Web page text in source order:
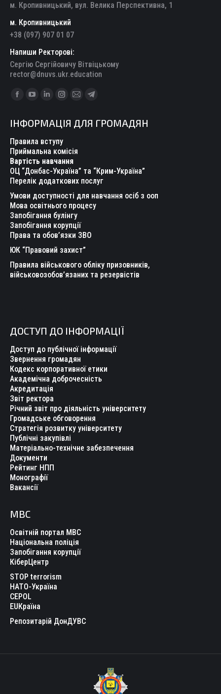
м. Кропивницький, вул. Велика Перспективна, 1
м. Кропивницький
+38 (097) 907 01 07
Напиши Ректорові:
Сергію Сергійовичу Вітвіцькому
rector@dnuvs.ukr.education
Find us on:
Facebook
opens
in
new
window
YouTube
opens
in
new
window
Linkedin
opens
in
new
window
Instagram
opens
in
new
window
Mail
opens
new
Telegram
opens
ІНФОРМАЦІЯ ДЛЯ ГРОМАДЯН
Правила вступу
Приймальна комісія
Вартість навчання
ОЦ “Донбас-Україна” та “Крим-Україна”
Перелік додаткових послуг
Умови доступності для навчання осіб з ооп
Мова освітнього процесу
Запобігання булінгу
Запобігання корупції
Права та обов’язки ЗВО
ЮК “Правовий захист”
Правила військового обліку призовників,
військовозобов’язаних та резервістів
ДОСТУП ДО ІНФОРМАЦІЇ
Доступ до публічної інформації
Звернення громадян
Кодекс корпоративної етики
Академічна доброчесність
Акредитація
Звіт ректора
Річний звіт про діяльність університету
Громадське обговорення
Стратегія розвитку університету
Публічні закупівлі
Матеріально-технічне забезпечення
Документи
Рейтинг НПП
Монографії
Вакансії
МВС
Освітній портал МВС
Національна поліція
Запобігання корупції
КіберЦентр
STOP terrorism
НАТО-Україна
CEPOL
EUКраїна
Репозитарій ДонДУВС